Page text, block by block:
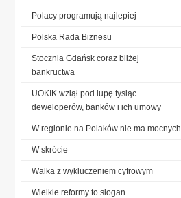
Polacy programują najlepiej
Polska Rada Biznesu
Stocznia Gdańsk coraz bliżej
bankructwa
UOKIK wziął pod lupę tysiąc
deweloperów, banków i ich umowy
W regionie na Polaków nie ma mocnych
W skrócie
Walka z wykluczeniem cyfrowym
Wielkie reformy to slogan